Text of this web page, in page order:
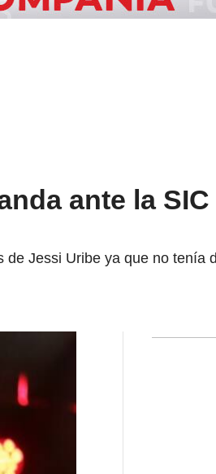
ante la SIC
Jessi Uribe ya que no tenía